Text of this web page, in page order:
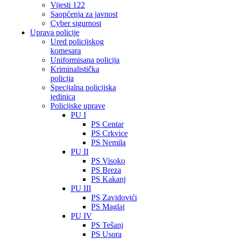
Vijesti 122
Saopćenja za javnost
Cyber sigurnost
Uprava policije
Ured policijskog
komesara
Uniformisana policija
Kriminalistička
policija
Specijalna policijska
jedinica
Policijske uprave
PU I
PS Centar
PS Crkvice
PS Nemila
PU II
PS Visoko
PS Breza
PS Kakanj
PU III
PS Zavidovići
PS Maglaj
PU IV
PS Tešanj
PS Usora